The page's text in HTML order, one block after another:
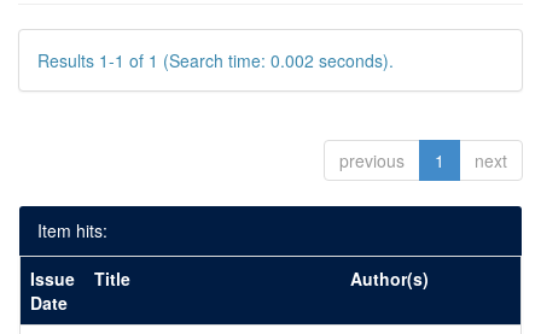
Results 1-1 of 1 (Search time: 0.002 seconds).
previous 1 next
Item hits:
Issue
Date
Title Author(s)